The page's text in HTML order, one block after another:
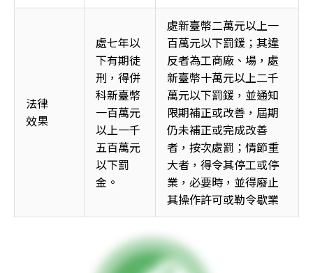
法律
效果
處七年以
下有期徒
刑，得併
科新臺幣
一百萬元
以上一千
五百萬元
以下罰
金。
處新臺幣二萬元以上一
百萬元以下罰鍰；其違
反者為工商廠、場，處
新臺幣十萬元以上二千
萬元以下罰鍰，並通知
限期補正或改善，屆期
仍未補正或完成改善
者，按次處罰；情節重
大者，得令其停工或停
業，必要時，並得廢止
其操作許可或勒令歇業